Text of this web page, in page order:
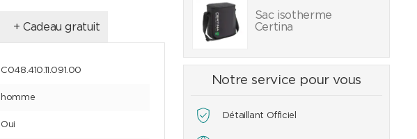
Sac isotherme
Certina
Notre service pour vous
Détaillant Officiel
+ Cadeau gratuit
C048.410.11.091.00
homme
Oui